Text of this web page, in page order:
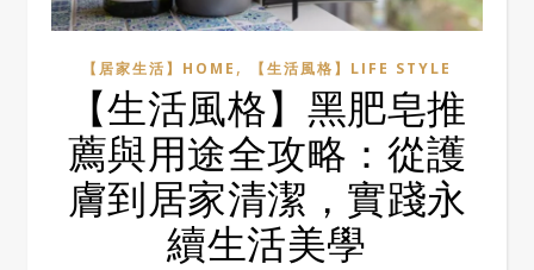
【居家生活】HOME , 【生活風格】LIFE STYLE
【生活風格】黑肥皂推
薦與用途全攻略：從護
膚到居家清潔，實踐永
續生活美學